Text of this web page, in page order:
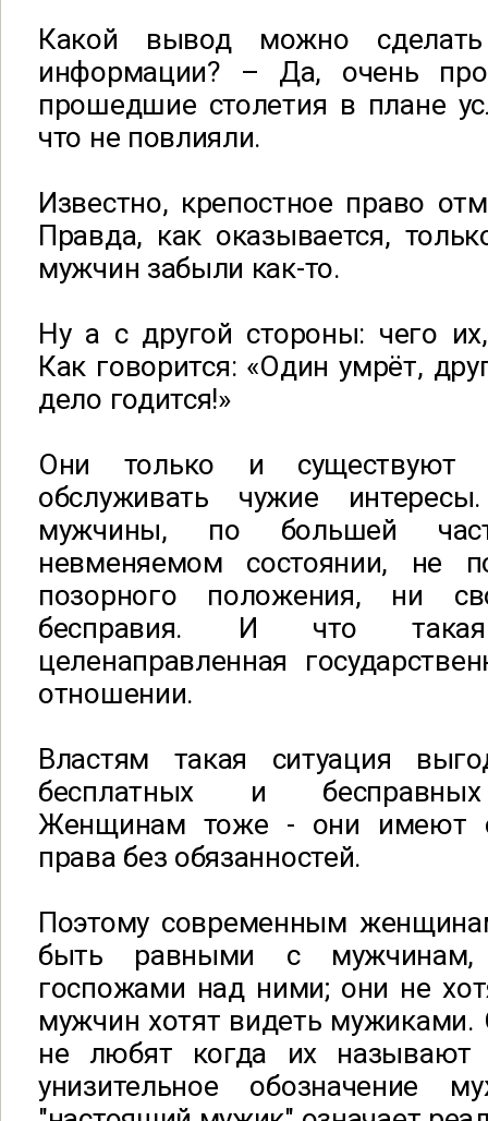
Какой вывод можно
информации? – Да, очень
прошедшие столетия в плане
что не повлияли.
Известно, крепостное право
Правда, как оказывается,
мужчин забыли как-то.
Ну а с другой стороны: чего
Как говорится: «Один умрёт,
дело годится!»
Они только и существуют
обслуживать чужие
мужчины, по большей
невменяемом состоянии, не
позорного положения, ни
бесправия. И что
целенаправленная
отношении.
Властям такая ситуация
бесплатных и
Женщинам тоже - они имеют
права без обязанностей.
Поэтому cовременным
быть равными с
госпожами над ними; они не
мужчин хотят видеть
не любят когда их
унизительное обозначение